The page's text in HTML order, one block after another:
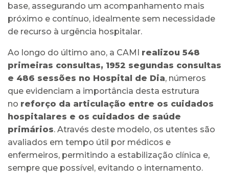
base, assegurando um acompanhamento mais
próximo e contínuo, idealmente sem necessidade
de recurso à urgência hospitalar.
Ao longo do último ano, a CAMI realizou 548
primeiras consultas, 1952 segundas consultas
e 486 sessões no Hospital de Dia, números
que evidenciam a importância desta estrutura
no reforço da articulação entre os cuidados
hospitalares e os cuidados de saúde
primários. Através deste modelo, os utentes são
avaliados em tempo útil por médicos e
enfermeiros, permitindo a estabilização clínica e,
sempre que possível, evitando o internamento.